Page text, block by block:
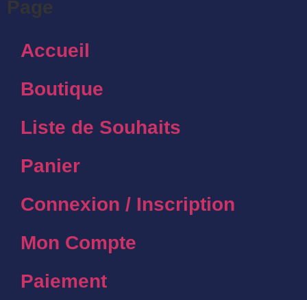
Page
Accueil
Boutique
Liste de Souhaits
Panier
Connexion / Inscription
Mon Compte
Paiement